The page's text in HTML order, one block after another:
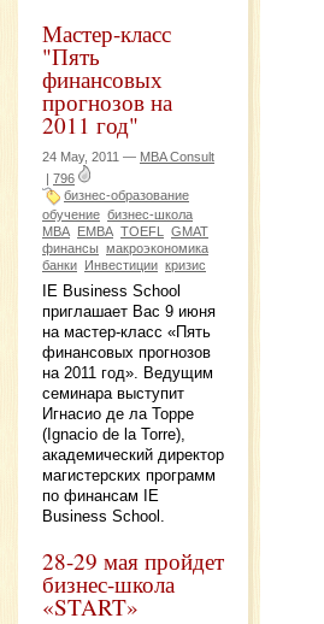
Мастер-класс
"Пять
финансовых
прогнозов на
2011 год"
24 May, 2011 — MBA Consult
| 796
бизнес-образование
обучение бизнес-школа
MBA EMBA TOEFL
GMAT
финансы макроэкономика
банки Инвестиции кризис
IE Business School
приглашает Вас 9 июня
на мастер-класс «Пять
финансовых прогнозов
на 2011 год». Ведущим
семинара выступит
Игнасио де ла Торре
(Ignacio de la Torre),
академический директор
магистерских программ
по финансам IE
Business School.
28-29 мая пройдет
бизнес-школа
«START»